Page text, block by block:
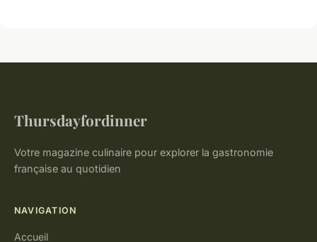
Thursdayfordinner
Votre magazine culinaire pour explorer la gastronomie
française au quotidien
NAVIGATION
Accueil